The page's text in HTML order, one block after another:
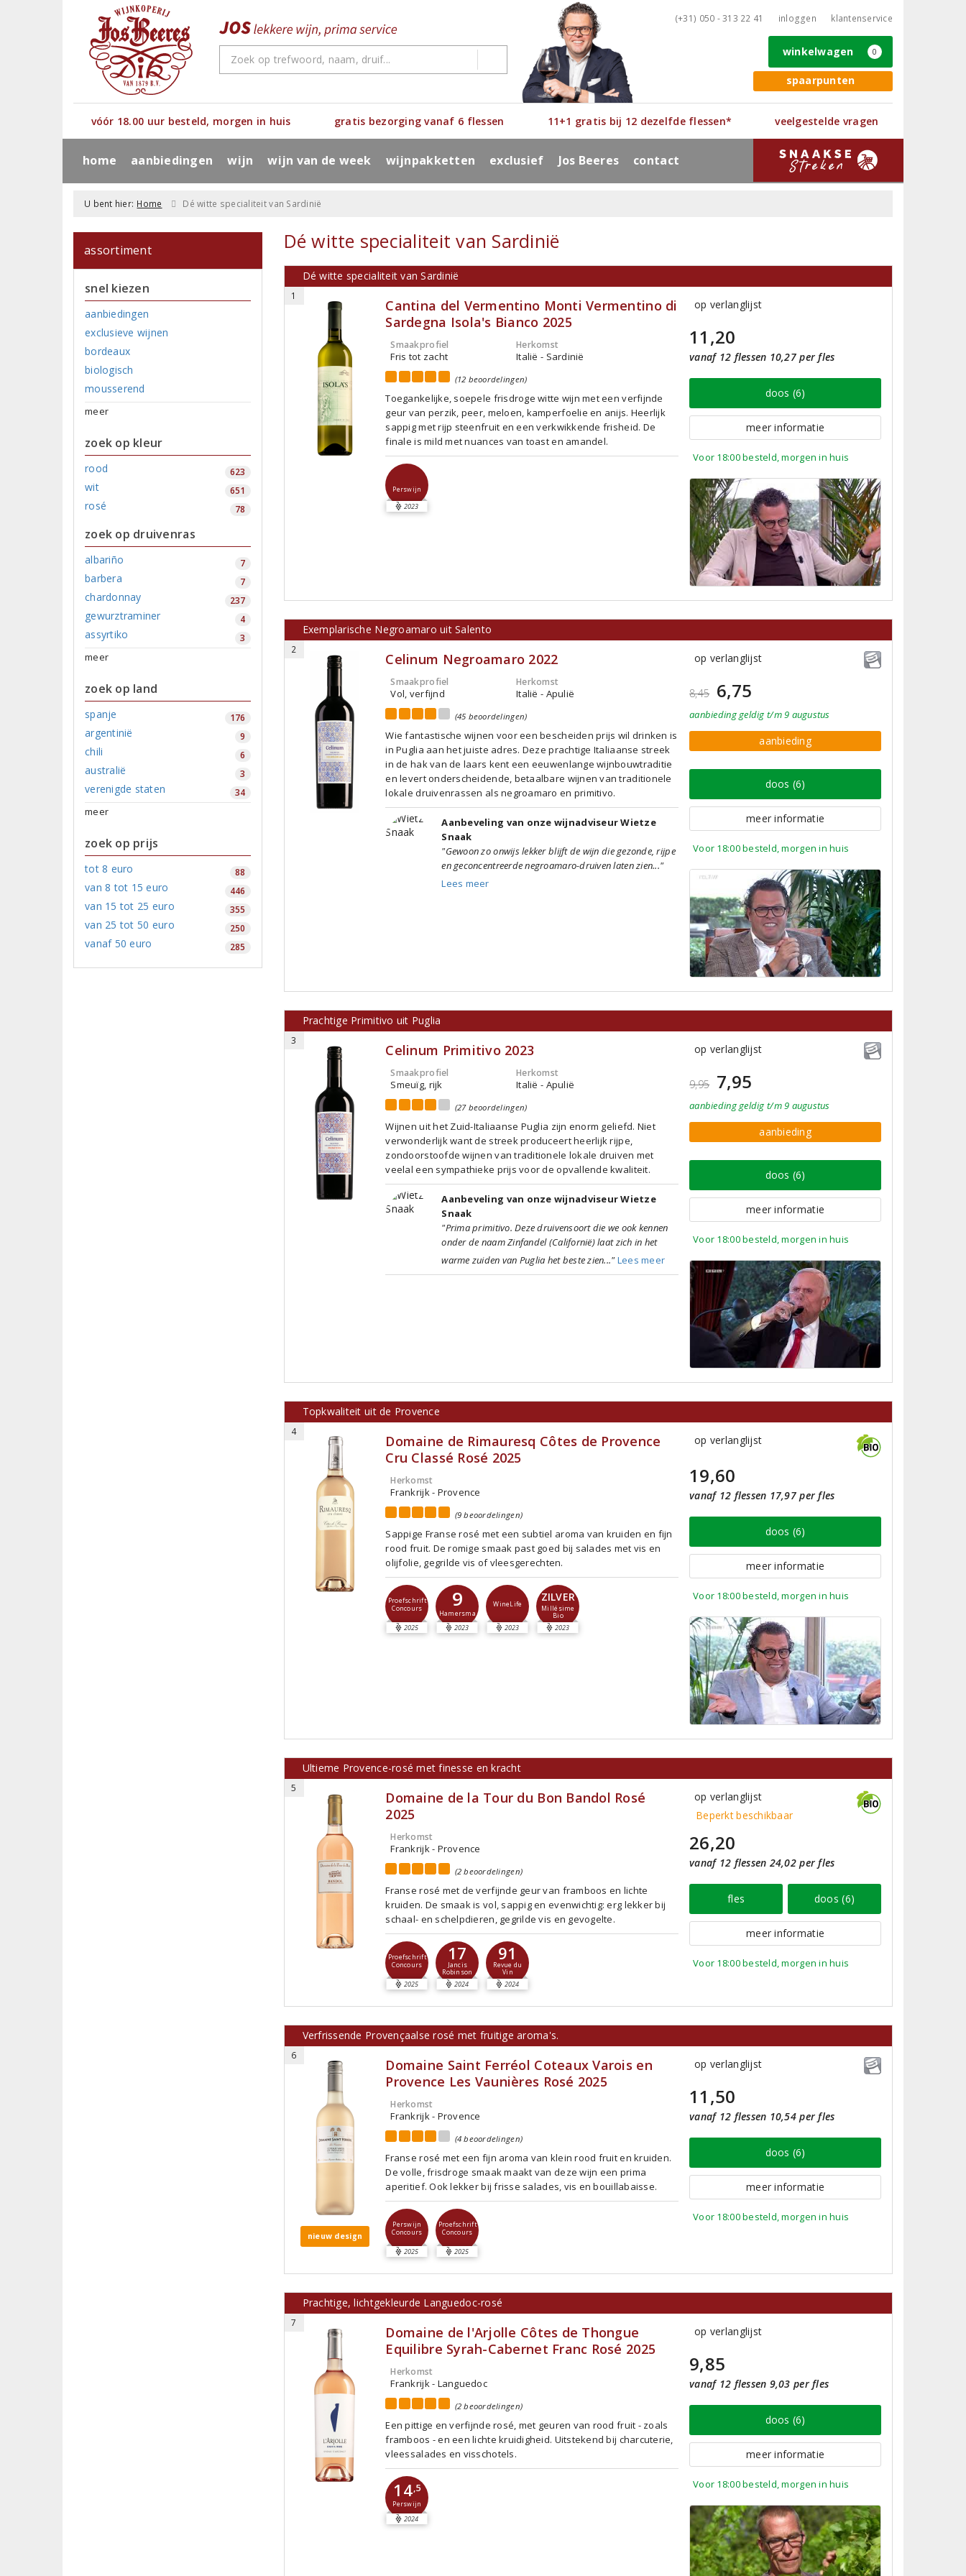
(+31) 050 - 313 22 41 inloggen klantenservice
spaarpunten
winkelwagen 0
vóór 18.00 uur besteld, morgen in huis gratis bezorging vanaf 6 flessen 11+1 gratis bij 12 dezelfde flessen* veelgestelde vragen
home aanbiedingen wijn wijn van de week wijnpakketten exclusief Jos Beeres contact
U bent hier: Home Dé witte specialiteit van Sardinië
assortiment
snel kiezen
aanbiedingen
exclusieve wijnen
bordeaux
biologisch
mousserend
meer
zoek op kleur
rood 623
wit 651
rosé 78
zoek op druivenras
albariño 7
barbera 7
chardonnay 237
gewurztraminer 4
assyrtiko 3
meer
zoek op land
spanje 176
argentinië 9
chili 6
australië 3
verenigde staten 34
meer
zoek op prijs
tot 8 euro 88
van 8 tot 15 euro 446
van 15 tot 25 euro 355
van 25 tot 50 euro 250
vanaf 50 euro 285
Dé witte specialiteit van Sardinië
Dé witte specialiteit van Sardinië
1
Cantina del Vermentino Monti Vermentino di
Sardegna Isola's Bianco 2025
Smaakprofiel
Fris tot zacht
Herkomst
Italië - Sardinië
(12 beoordelingen)
Toegankelijke, soepele frisdroge witte wijn met een verfijnde
geur van perzik, peer, meloen, kamperfoelie en anijs. Heerlijk
sappig met rijp steenfruit en een verkwikkende frisheid. De
finale is mild met nuances van toast en amandel.
Perswijn
2023
op verlanglijst
11,20
vanaf 12 flessen 10,27 per fles
doos (6)
meer informatie
Voor 18:00 besteld, morgen in huis
Exemplarische Negroamaro uit Salento
2
Celinum Negroamaro 2022
Smaakprofiel
Vol, verfijnd
Herkomst
Italië - Apulië
(45 beoordelingen)
Wie fantastische wijnen voor een bescheiden prijs wil drinken is
in Puglia aan het juiste adres. Deze prachtige Italiaanse streek
in de hak van de laars kent een eeuwenlange wijnbouwtraditie
en levert onderscheidende, betaalbare wijnen van traditionele
lokale druivenrassen als negroamaro en primitivo.
Aanbeveling van onze wijnadviseur Wietze
Snaak
"Gewoon zo onwijs lekker blijft de wijn die gezonde, rijpe
en geconcentreerde negroamaro-druiven laten zien..."
Lees meer
op verlanglijst
8,45 6,75
aanbiedinggeldig t/m 9 augustus
aanbieding
doos (6)
meer informatie
Voor 18:00 besteld, morgen in huis
Prachtige Primitivo uit Puglia
3
Celinum Primitivo 2023
Smaakprofiel
Smeuïg, rijk
Herkomst
Italië - Apulië
(27 beoordelingen)
Wijnen uit het Zuid-Italiaanse Puglia zijn enorm geliefd. Niet
verwonderlijk want de streek produceert heerlijk rijpe,
zondoorstoofde wijnen van traditionele lokale druiven met
veelal een sympathieke prijs voor de opvallende kwaliteit.
Aanbeveling van onze wijnadviseur Wietze
Snaak
"Prima primitivo. Deze druivensoort die we ook kennen
onder de naam Zinfandel (Californië) laat zich in het
warme zuiden van Puglia het beste zien..." Lees meer
op verlanglijst
9,95 7,95
aanbiedinggeldig t/m 9 augustus
aanbieding
doos (6)
meer informatie
Voor 18:00 besteld, morgen in huis
Topkwaliteit uit de Provence
4
Domaine de Rimauresq Côtes de Provence
Cru Classé Rosé 2025
Herkomst
Frankrijk - Provence
(9 beoordelingen)
Sappige Franse rosé met een subtiel aroma van kruiden en fijn
rood fruit. De romige smaak past goed bij salades met vis en
olijfolie, gegrilde vis of vleesgerechten.
Proefschrift
Concours
2025
9
Hamersma
2023
WineLife
2023
ZILVER
Millésime
Bio
2023
op verlanglijst
19,60
vanaf 12 flessen 17,97 per fles
doos (6)
meer informatie
Voor 18:00 besteld, morgen in huis
Ultieme Provence-rosé met finesse en kracht
5
Domaine de la Tour du Bon Bandol Rosé
2025
Herkomst
Frankrijk - Provence
(2 beoordelingen)
Franse rosé met de verfijnde geur van framboos en lichte
kruiden. De smaak is vol, sappig en evenwichtig: erg lekker bij
schaal- en schelpdieren, gegrilde vis en gevogelte.
Proefschrift
Concours
2025
17
Jancis
Robinson
2024
91
Revue du
Vin
2024
op verlanglijst
Beperkt beschikbaar
26,20
vanaf 12 flessen 24,02 per fles
fles doos (6)
meer informatie
Voor 18:00 besteld, morgen in huis
Verfrissende Provençaalse rosé met fruitige aroma's.
6
nieuw design
Domaine Saint Ferréol Coteaux Varois en
Provence Les Vaunières Rosé 2025
Herkomst
Frankrijk - Provence
(4 beoordelingen)
Franse rosé met een fijn aroma van klein rood fruit en kruiden.
De volle, frisdroge smaak maakt van deze wijn een prima
aperitief. Ook lekker bij frisse salades, vis en bouillabaisse.
Perswijn
Concours
2025
Proefschrift
Concours
2025
op verlanglijst
11,50
vanaf 12 flessen 10,54 per fles
doos (6)
meer informatie
Voor 18:00 besteld, morgen in huis
Prachtige, lichtgekleurde Languedoc-rosé
7
Domaine de l'Arjolle Côtes de Thongue
Equilibre Syrah-Cabernet Franc Rosé 2025
Herkomst
Frankrijk - Languedoc
(2 beoordelingen)
Een pittige en verfijnde rosé, met geuren van rood fruit - zoals
framboos - en een lichte kruidigheid. Uitstekend bij charcuterie,
vleessalades en visschotels.
14,5
Perswijn
2024
op verlanglijst
9,85
vanaf 12 flessen 9,03 per fles
doos (6)
meer informatie
Voor 18:00 besteld, morgen in huis